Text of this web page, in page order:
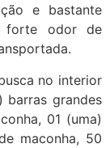
e bastante
forte odor de
no interior
barras grandes
01 (uma)
maconha, 50